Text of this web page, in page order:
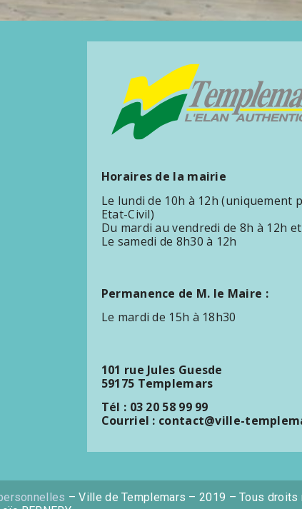
Horaires de la mairie
Le lundi de 10h à 12h (uniquement
Etat-Civil)
Du mardi au vendredi de 8h à 12h
Le samedi de 8h30 à 12h
Permanence de M. le Maire :
Le mardi de 15h à 18h30
101 rue Jules Guesde
59175 Templemars
Tél : 03 20 58 99 99
Courriel : contact@ville-
– Ville de Templemars – 2019 – Tous droits